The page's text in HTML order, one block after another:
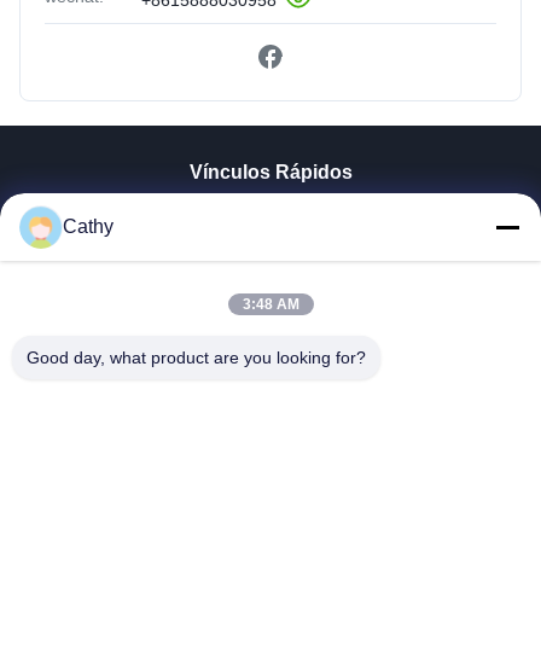
Vínculos Rápidos
Espectáculo VR
Recorrido Por La Fábrica
Cathy
3:48 AM
Good day, what product are you looking for?